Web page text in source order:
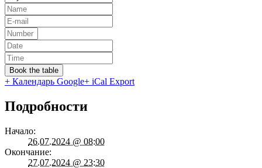
Book the table
+ Календарь Google+ iCal Export
Подробности
Начало:
26.07.2024 @ 08:00
Окончание:
27.07.2024 @ 23:30